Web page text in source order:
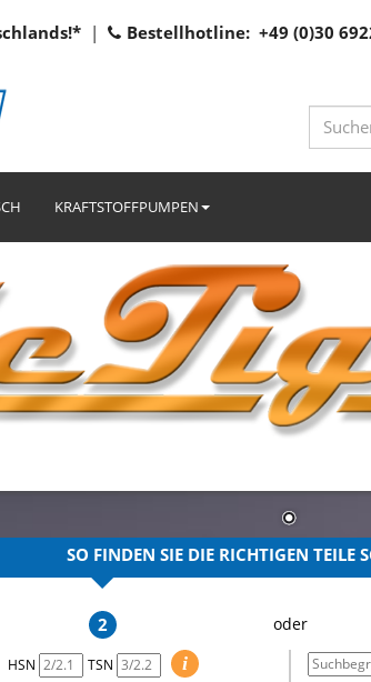
| Bestellhotline: +49 (0)30
KRAFTSTOFFPUMPEN
SO FINDEN SIE DIE RICHTIGEN TEILE
2
HSN TSN
i